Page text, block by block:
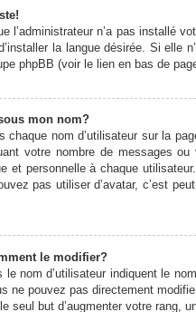
l’administrateur n’a pas installé
la langue désirée. Si
phpBB (voir le lien en bas de
mon nom?
chaque nom d’utilisateur sur la
votre nombre de messages
et personnelle à chaque
pas utiliser d’avatar, c’est
le modifier?
le nom d’utilisateur indiquent le
ne pouvez pas directement
seul but d’augmenter votre rang,